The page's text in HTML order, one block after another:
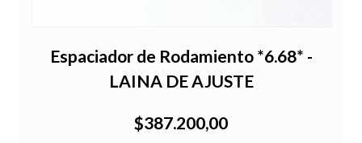
Espaciador de Rodamiento *6.68* -
LAINA DE AJUSTE
$387.200,00